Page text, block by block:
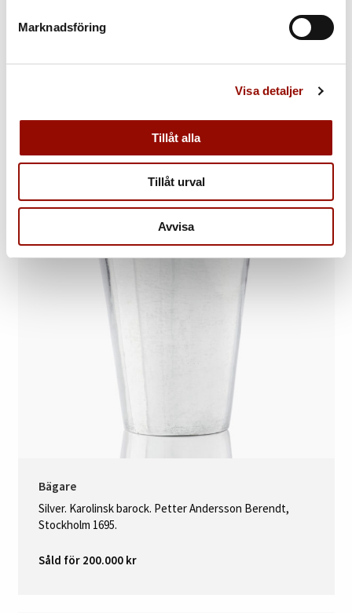
Marknadsföring
Visa detaljer
Tillåt alla
Tillåt urval
Avvisa
Ljusstakar, ett par
Bägare
Silver. Karolinsk barock. Petter Andersson Berendt,
Stockholm 1695.
Såld för 200.000 kr